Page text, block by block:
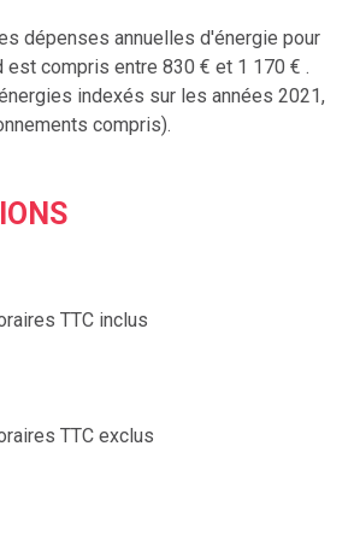
dépenses annuelles d'énergie pour
est compris entre 830 € et 1 170 € .
indexés sur les années 2021,
compris).
TTC inclus
TTC exclus